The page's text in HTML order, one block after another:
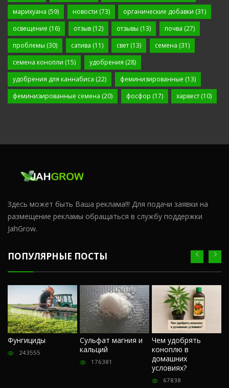
марихуана (59) новости (73) органические добавки (31)
освещение (16) отзыв(12) отзывы (13) почва (27)
проблемы (30) сатива (11) свет (13) семена (31)
семена конопли (15) удобрения (28)
удобрения для каннабиса (22) феминизированные (13)
феминизированные семена (20) фосфор (17) харвест (10)
Здесь может быть Ваша реклама!!! Для подачи заявки на
размещение рекламы обращаться в службу поддержки
JahGrow.
ПОПУЛЯРНЫЕ ПОСТЫ
Фунгициды
243555
Сульфат магния и
кальций
176381
Чем удобрять
коноплю в
домашних
условиях?
67838